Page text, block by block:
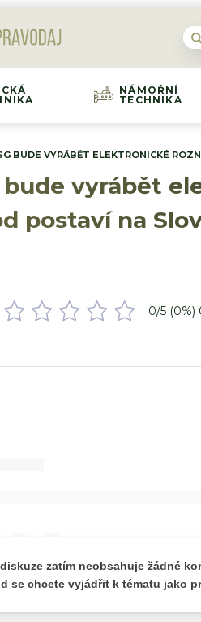
NÁMOŘNÍ
TECHNIKA
BUDE VYRÁBĚT ELEKTRONICKÉ
bude vyrábět
postaví na
0/5 (0%)